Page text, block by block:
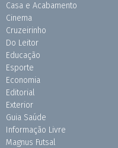
Casa e Acabamento
Cinema
Cruzeirinho
Do Leitor
Educação
Esporte
Economia
Editorial
Exterior
Guia Saúde
Informação Livre
Magnus Futsal